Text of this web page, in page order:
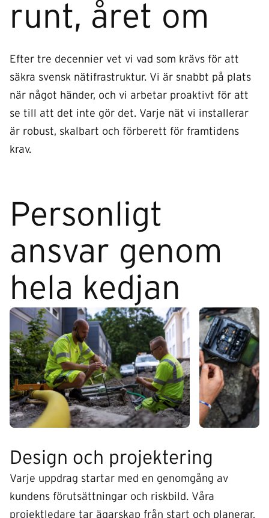
runt, året om
Efter tre decennier vet vi vad som krävs för att
säkra svensk nätifrastruktur. Vi är snabbt på plats
när något händer, och vi arbetar proaktivt för att
se till att det inte gör det. Varje nät vi installerar
är robust, skalbart och förberett för framtidens
krav.
Personligt
ansvar genom
hela kedjan
Design och projektering
Varje uppdrag startar med en genomgång av
kundens förutsättningar och riskbild. Våra
projektledare tar ägarskap från start och planerar,